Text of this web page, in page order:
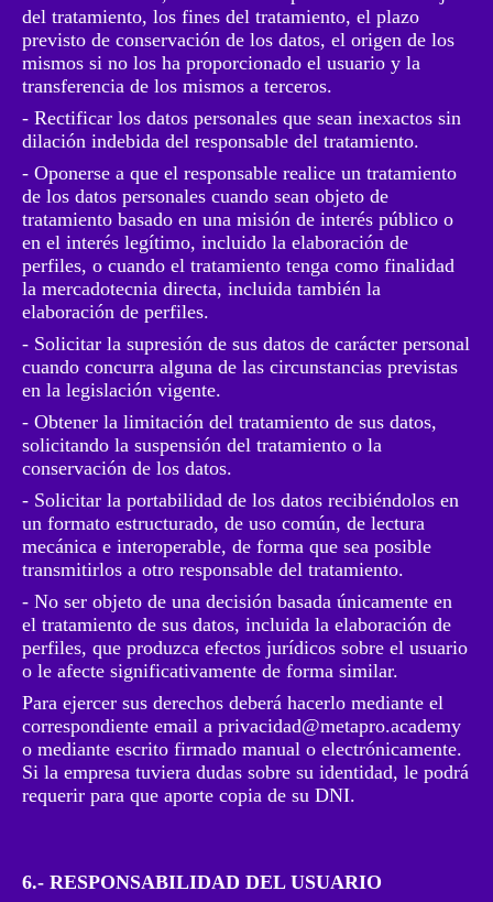
del tratamiento, los fines del tratamiento, el plazo
previsto de conservación de los datos, el origen de los
mismos si no los ha proporcionado el usuario y la
transferencia de los mismos a terceros.
- Rectificar los datos personales que sean inexactos sin
dilación indebida del responsable del tratamiento.
- Oponerse a que el responsable realice un tratamiento
de los datos personales cuando sean objeto de
tratamiento basado en una misión de interés público o
en el interés legítimo, incluido la elaboración de
perfiles, o cuando el tratamiento tenga como finalidad
la mercadotecnia directa, incluida también la
elaboración de perfiles.
- Solicitar la supresión de sus datos de carácter personal
cuando concurra alguna de las circunstancias previstas
en la legislación vigente.
- Obtener la limitación del tratamiento de sus datos,
solicitando la suspensión del tratamiento o la
conservación de los datos.
- Solicitar la portabilidad de los datos recibiéndolos en
un formato estructurado, de uso común, de lectura
mecánica e interoperable, de forma que sea posible
transmitirlos a otro responsable del tratamiento.
- No ser objeto de una decisión basada únicamente en
el tratamiento de sus datos, incluida la elaboración de
perfiles, que produzca efectos jurídicos sobre el usuario
o le afecte significativamente de forma similar.
Para ejercer sus derechos deberá hacerlo mediante el
correspondiente email a privacidad@metapro.academy
o mediante escrito firmado manual o electrónicamente.
Si la empresa tuviera dudas sobre su identidad, le podrá
requerir para que aporte copia de su DNI.
6.- RESPONSABILIDAD DEL USUARIO